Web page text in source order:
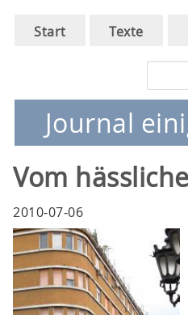
Skip
Main
Start Texte
Journal
Vom
2010-07-06